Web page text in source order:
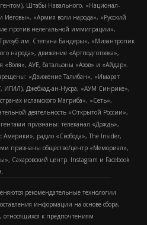
Штабы Навального, «Национал-
Иеговы», «Армия воли народа», «Русский
против нелегальной иммиграции»,
им. Степана Бандеры», «Мизантропик
народа», движение «Артподготовка»,
«Воля», АУЕ, батальоны «Азов» и «Айдар».
«Движение Талибан», «Имарат
ИГИЛ), Джебхад-ан-Нусра, «АУМ Синрике»,
исламского Магриба», «Сеть»,
деятельность «Открытой России»,
признаны: телеканал «Дождь»,
Америки», радио «Свобода», The Insider,
признаны общество/центр «Мемориал»,
Сахаровский центр. Instagram и Facebook
рекомендательные технологии
информации на основе сбора,
относящихся к предпочтениям